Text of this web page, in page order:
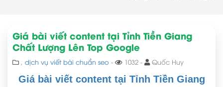
Giá bài viết content tại Tỉnh Tiền Giang
Chất Lượng Lên Top Google
, dịch vụ viết bài chuẩn seo - 1032 - Quốc Huy
Giá bài viết content tại Tỉnh Tiền Giang